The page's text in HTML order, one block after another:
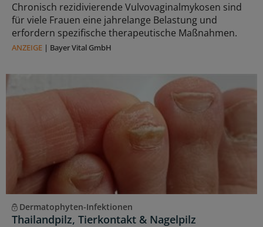
Chronisch rezidivierende Vulvovaginalmykosen sind
für viele Frauen eine jahrelange Belastung und
erfordern spezifische therapeutische Maßnahmen.
ANZEIGE | Bayer Vital GmbH
Dermatophyten-Infektionen
Thailandpilz, Tierkontakt & Nagelpilz